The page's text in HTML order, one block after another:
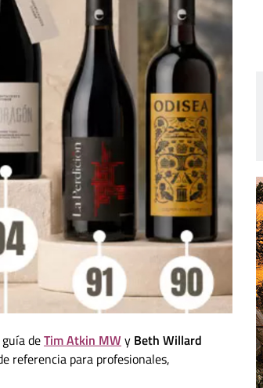
deTim Atkin MW y Beth Willard
referencia para profesionales,